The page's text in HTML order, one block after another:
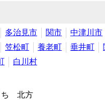
多治見市 関市 中津川市
笠松町 養老町 垂井町
白川村
ち 北方